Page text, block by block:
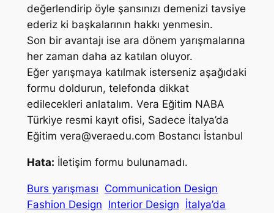
değerlendirip öyle şansınızı demenizi tavsiye
ederiz ki başkalarının hakkı yenmesin.
Son bir avantajı ise ara dönem yarışmalarına
her zaman daha az katılan oluyor.
Eğer yarışmaya katılmak isterseniz aşağıdaki
formu doldurun, telefonda dikkat
edilecekleri anlatalım. Vera Eğitim NABA
Türkiye resmi kayıt ofisi, Sadece İtalya’da
Eğitim vera@veraedu.com Bostancı İstanbul
Hata: İletişim formu bulunamadı.
Burs yarışması Communication Design
Fashion Design Interior Design İtalya’da